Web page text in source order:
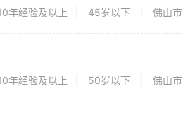
年经验及以上 45岁以下 佛山市
年经验及以上 50岁以下 佛山市